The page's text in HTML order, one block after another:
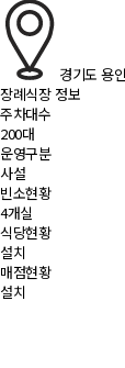
경기도 용
장례식장 정보
주차대수
200대
운영구분
사설
빈소현황
4개실
식당현황
설치
매점현황
설치